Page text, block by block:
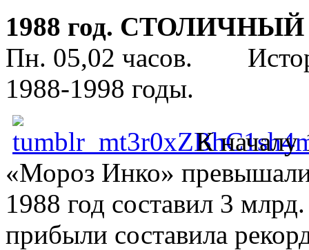
1988 год.
Пн. 05,02 часов.
1988-1998 годы.
К началу
«Мороз Инко»
1988 год составил 3
прибыли составила